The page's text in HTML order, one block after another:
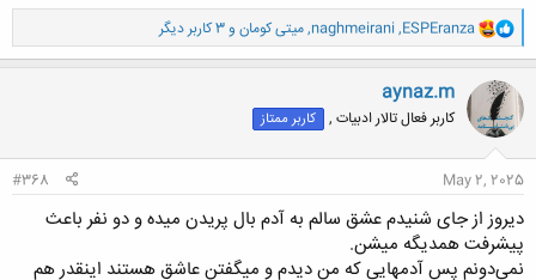
و
ا
ک
ش
ه
:
ESPEranza
,
naghmeirani
,میتی کومان و 3 کاربر دیگر
aynaz.m
کاربر فعال تالار ادبیات , کاربر ممتاز
May 2, 2025
#368
دیروز از جای شنیدم عشق سالم به آدم بال پریدن میده و دو نفر باعث
پیشرفت همدیگه میشن.
نمی‌دونم پس آدمهایی که من دیدم و میگفتن عاشق هستند اینقدر هم